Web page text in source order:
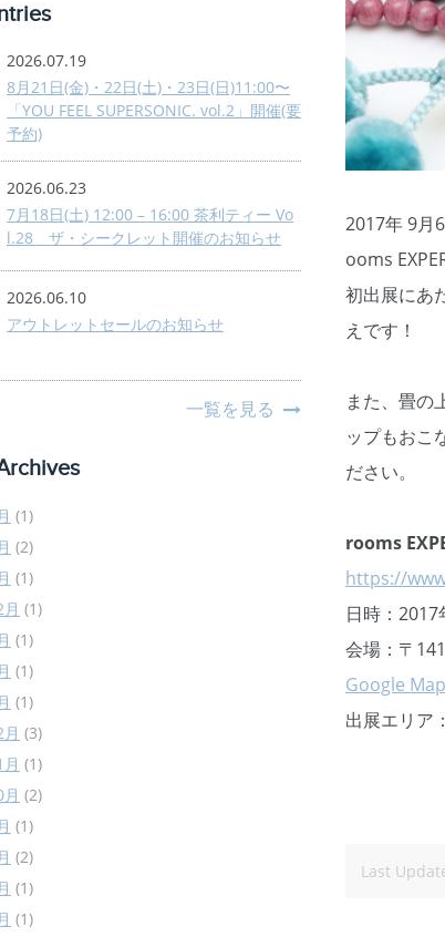
2026.07.19
8月21日(金)・22日(土)・23日(日)11:00〜
「YOU FEEL SUPERSONIC. vol.2」開催(要
予約)
2026.06.23
7月18日(土) 12:00 – 16:00 茶利ティー Vo
l.28 ザ・シークレット開催のお知らせ
2026.06.10
アウトレットセールのお知らせ
一覧を見る
(1)
(2)
(1)
(1)
(1)
(1)
(1)
(3)
(1)
(2)
(1)
(2)
(1)
(1)
2017年 9月
ooms
初出展にあ
えです！
また、畳の
ップもおこ
ださい。
rooms
https://
日時：2017
会場：〒
Google
出展エリア
Last